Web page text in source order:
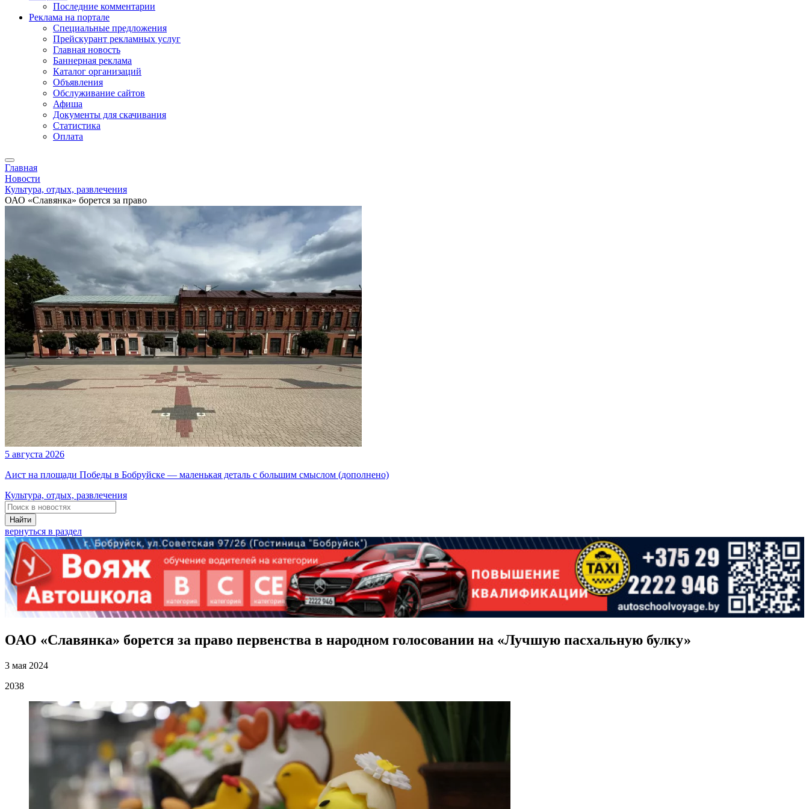
Последние комментарии
Реклама на портале
Специальные предложения
Прейскурант рекламных услуг
Главная новость
Баннерная реклама
Каталог организаций
Объявления
Обслуживание сайтов
Афиша
Документы для скачивания
Статистика
Оплата
Главная
Новости
Культура, отдых, развлечения
ОАО «Славянка» борется за право
5 августа 2026
Аист на площади Победы в Бобруйске — маленькая деталь с большим смыслом (дополнено)
Культура, отдых, развлечения
Найти
вернуться в раздел
ОАО «Славянка» борется за право первенства в народном голосовании на «Лучшую пасхальную булку»
3 мая 2024
2038